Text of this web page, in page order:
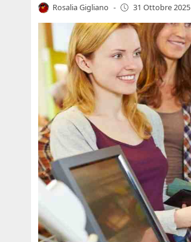
Rosalia Gigliano - 31 Ottobre 2025